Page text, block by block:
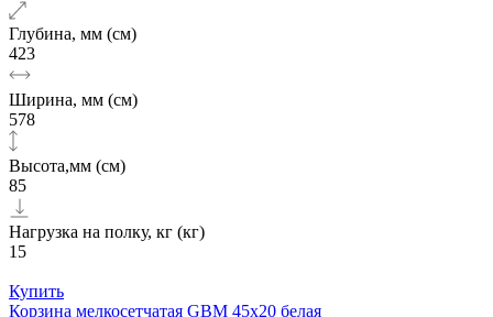
Глубина, мм (см)
423
Ширина, мм (см)
578
Высота,мм (см)
85
Нагрузка на полку, кг (кг)
15
Купить
Корзина мелкосетчатая GBM 45х20 белая